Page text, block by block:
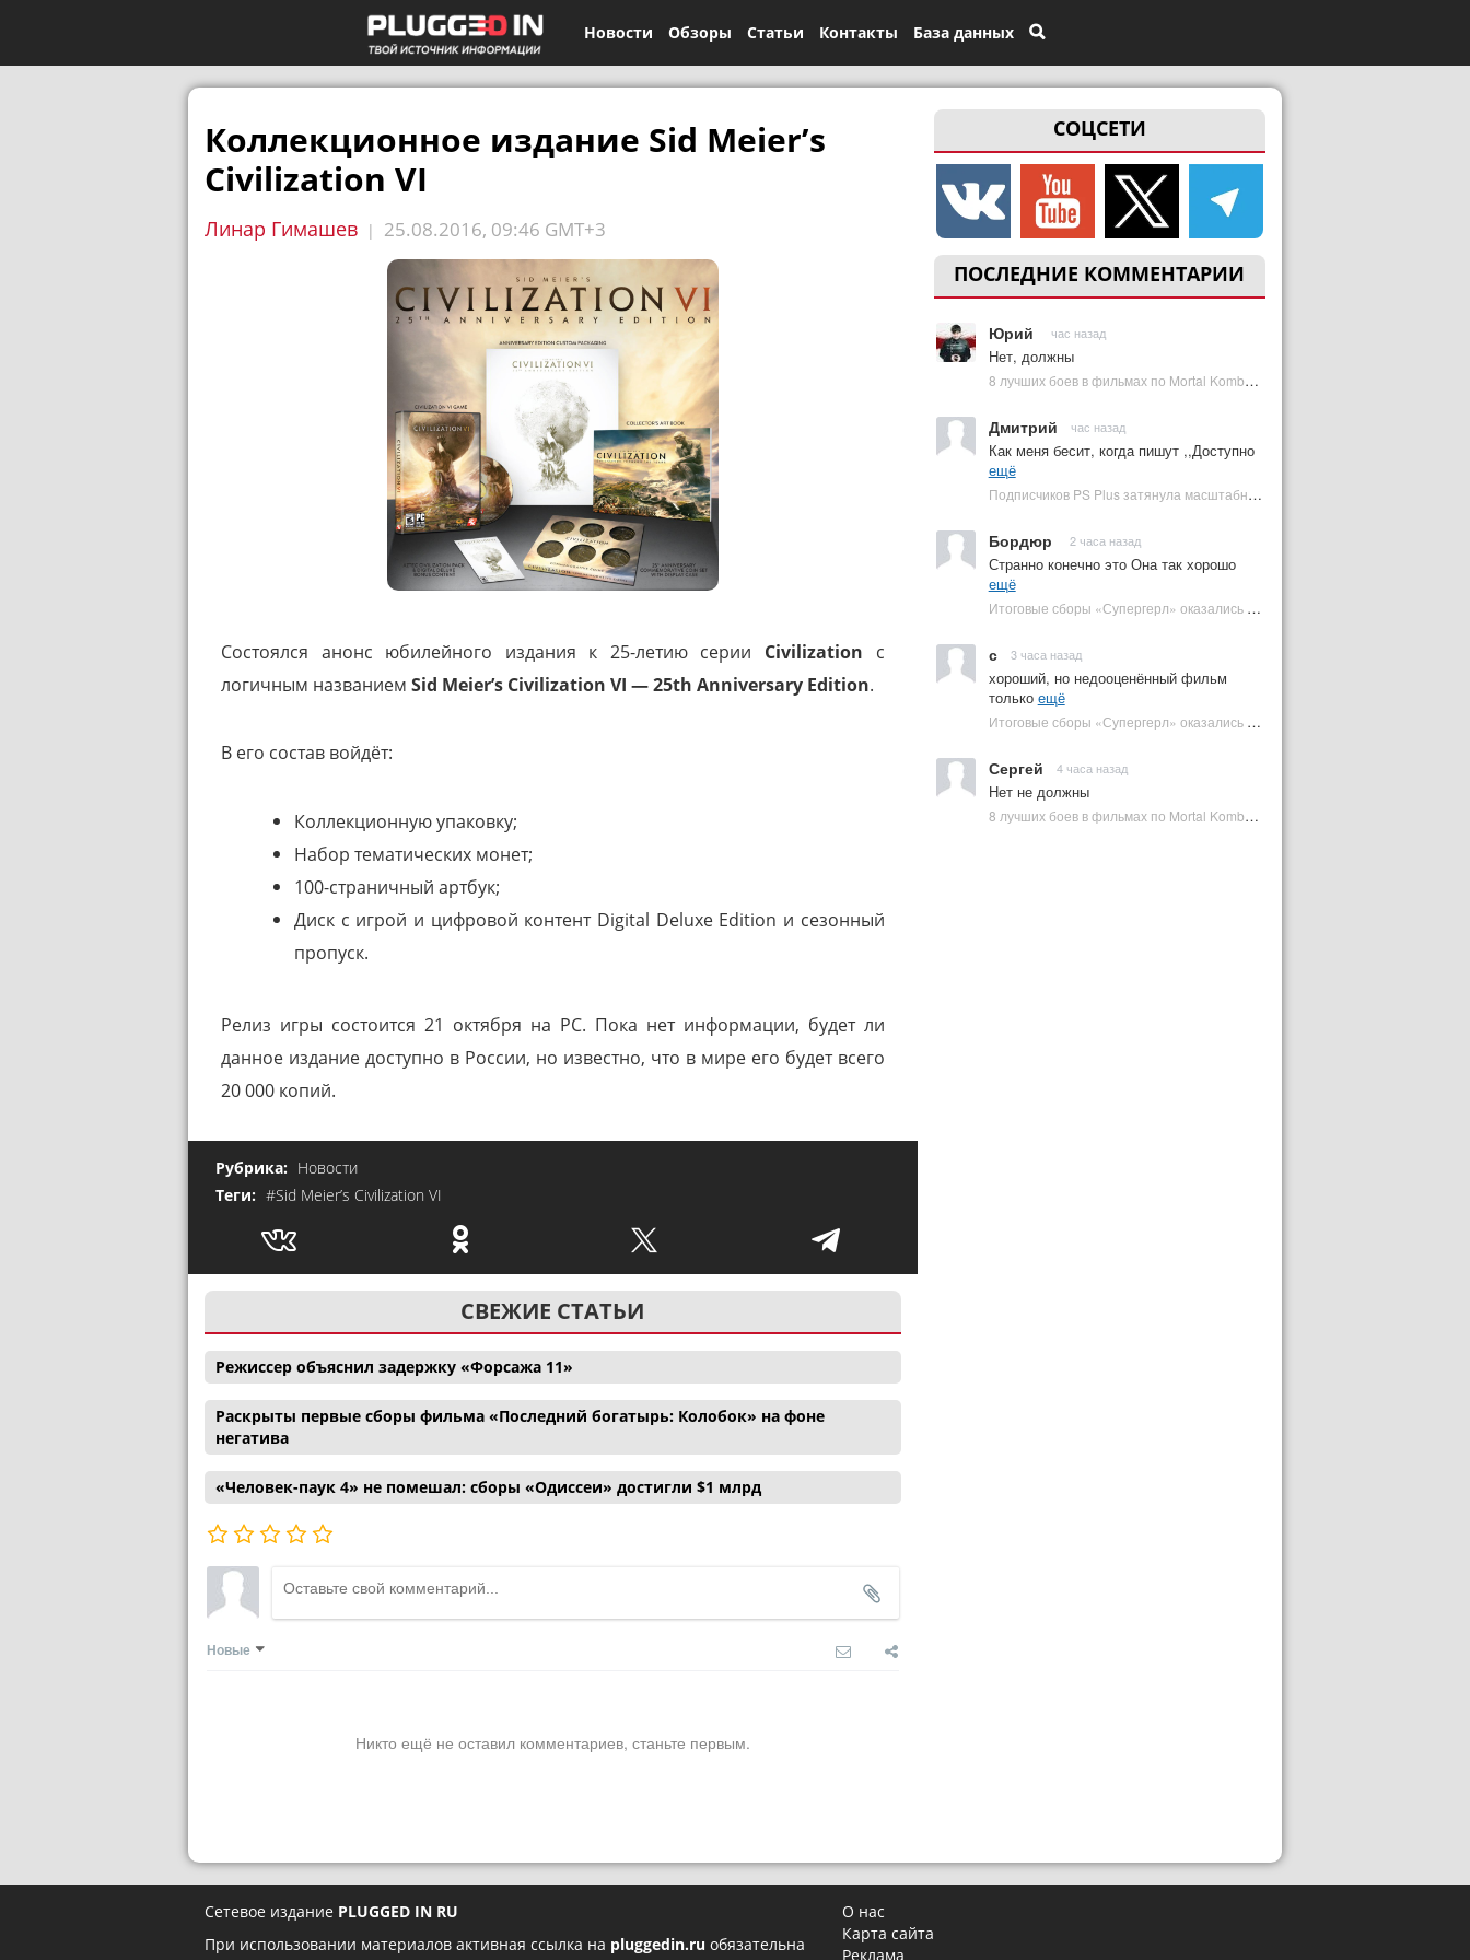
Новости Обзоры Статьи Контакты База данных
СОЦСЕТИ
ПОСЛЕДНИЕ КОММЕНТАРИИ
Юрий час назад
Нет, должны
8 лучших боев в фильмах по Mortal Kombat: от «Смертельной битвы» до «Мортал Комбат 2» | Plugged In Ru
Дмитрий час назад
Как меня бесит, когда пишут ,,Доступно
ещё
Подписчиков PS Plus затянула масштабная RPG в духе Skyrim, которая доступна бесплатно | Plugged In Ru
Бордюр 2 часа назад
Странно конечно это Она так хорошо
ещё
Итоговые сборы «Супергерл» оказались худшими для DC за два десятилетия | Plugged In Ru
с 3 часа назад
хороший, но недооценённый фильм
только ещё
Итоговые сборы «Супергерл» оказались худшими для DC за два десятилетия | Plugged In Ru
Сергей 4 часа назад
Нет не должны
8 лучших боев в фильмах по Mortal Kombat: от «Смертельной битвы» до «Мортал Комбат 2» | Plugged In Ru
Коллекционное издание Sid Meier’s
Civilization VI
Линар Гимашев | 25.08.2016, 09:46 GMT+3
Состоялся анонс юбилейного издания к 25-летию серии Civilization с
логичным названием Sid Meier’s Civilization VI — 25th Anniversary Edition.
В его состав войдёт:
Коллекционную упаковку;
Набор тематических монет;
100-страничный артбук;
Диск с игрой и цифровой контент Digital Deluxe Edition и сезонный
пропуск.
Релиз игры состоится 21 октября на PC. Пока нет информации, будет ли
данное издание доступно в России, но известно, что в мире его будет всего
20 000 копий.
Рубрика: Новости
Теги: #Sid Meier’s Civilization VI
СВЕЖИЕ СТАТЬИ
Режиссер объяснил задержку «Форсажа 11»
Раскрыты первые сборы фильма «Последний богатырь: Колобок» на фоне
негатива
«Человек-паук 4» не помешал: сборы «Одиссеи» достигли $1 млрд
Новые
Никто ещё не оставил комментариев, станьте первым.
Сетевое издание PLUGGED IN RU
При использовании материалов активная ссылка на pluggedin.ru обязательна
О нас
Карта сайта
Реклама